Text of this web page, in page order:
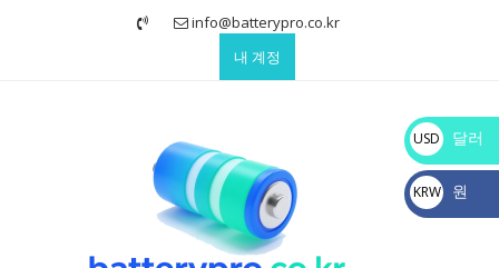
info@batterypro.co.kr
내 계정
USD
$
달러
KRW
₩
원